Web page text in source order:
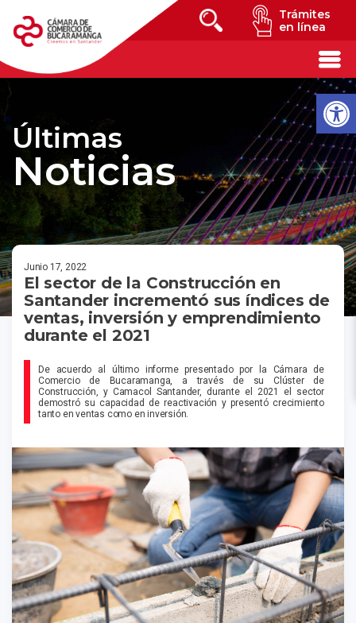
Trámites
en línea
Últimas
Noticias
Junio 17, 2022
El sector de la Construcción en
Santander incrementó sus índices de
ventas, inversión y emprendimiento
durante el 2021
De acuerdo al último informe presentado por la Cámara de
Comercio de Bucaramanga, a través de su Clúster de
Construcción, y Camacol Santander, durante el 2021 el sector
demostró su capacidad de reactivación y presentó crecimiento
tanto en ventas como en inversión.